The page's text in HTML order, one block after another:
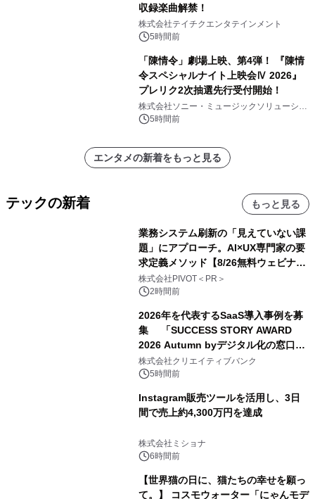
収録楽曲解禁！
株式会社テイチクエンタテインメント
5時間前
「陳情令」劇場上映、第4弾！ 『陳情
令スペシャルナイト上映会Ⅳ 2026』
プレリク2次抽選先行受付開始！
株式会社ソニー・ミュージックソリューショ
ンズ5時間前
エンタメの新着をもっと見る
テックの新着 もっと見る
業務システム刷新の「見えていない課
題」にアプローチ。AI×UX専門家の要
求定義メソッド【8/26無料ウェビナ
ー】株式会社PIVOT
株式会社PIVOT＜PR＞
2時間前
2026年を代表するSaaS導入事例を募
集 「SUCCESS STORY AWARD
2026 Autumn byデジタル化の窓口」
開催
株式会社クリエイティブバンク
5時間前
Instagram販売ツールを活用し、3日
間で売上約4,300万円を達成
株式会社ミショナ
6時間前
【世界猫の日に、猫たちの幸せを願っ
て。】 コスモウォーター「にゃんモデ